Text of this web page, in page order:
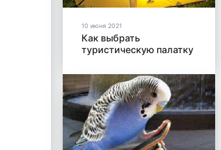
10 июня 2021
Как выбрать
туристическую палатку